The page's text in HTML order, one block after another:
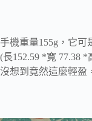
手機重量155g，它可
(長152.59 *寬 77.38 *
沒想到竟然這麼輕盈